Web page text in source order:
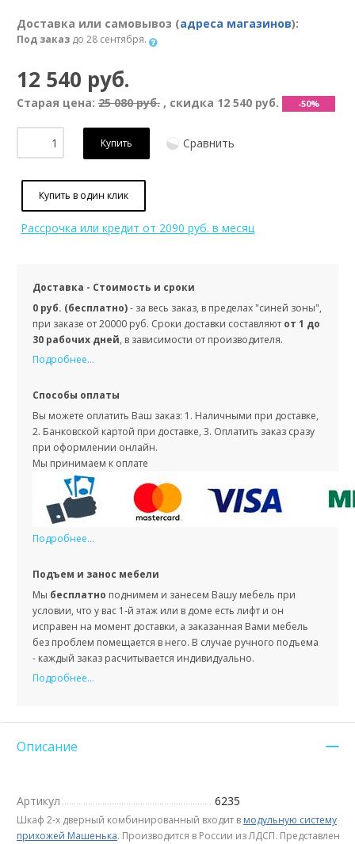
Доставка или самовывоз (адреса магазинов):
Под заказ до 28 сентября.
12 540 руб.
Старая цена: 25 080 руб. , скидка 12 540 руб. -50%
Купить Сравнить
Купить в один клик
Рассрочка или кредит от 2090 руб. в месяц
Доставка - Стоимость и сроки
0 руб. (бесплатно)- за весь заказ, в пределах "синей зоны",
при заказе от 20000 руб. Сроки доставки составляют от 1 до
30 рабочих дней, в зависимости от производителя.
Подробнее...
Способы оплаты
Вы можете оплатить Ваш заказ: 1. Наличными при доставке,
2. Банковской картой при доставке, 3. Оплатить заказ сразу
при оформлении онлайн.
Мы принимаем к оплате
Подробнее...
Подъем и занос мебели
Мы бесплатно поднимем и занесем Вашу мебель при
условии, что у вас 1-й этаж или в доме есть лифт и он
исправен на момент доставки, а заказанная Вами мебель
без проблем помещается в него. В случае ручного подъема
- каждый заказ расчитывается индивидуально.
Подробнее...
Описание
Артикул 6235
Шкаф 2-х дверный комбинированный входит в модульную систему
прихожей Машенька. Производится в России из ЛДСП. Представлен